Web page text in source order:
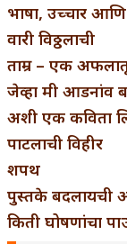
भाषा, उच्चार आणि
वारी विठ्ठलाची
ताम्र – एक
जेव्हा मी आडनांव
अशी एक कविता
पाटलाची विहीर
शपथ
पुस्तके बदलायची
किती घोषणांचा